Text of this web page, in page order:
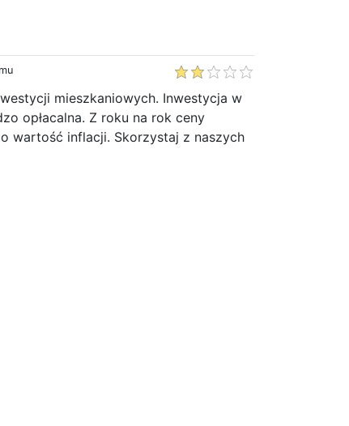
mieszkaniowych. Inwestycja w
opłacalna. Z roku na rok ceny
wartość inflacji. Skorzystaj z naszych